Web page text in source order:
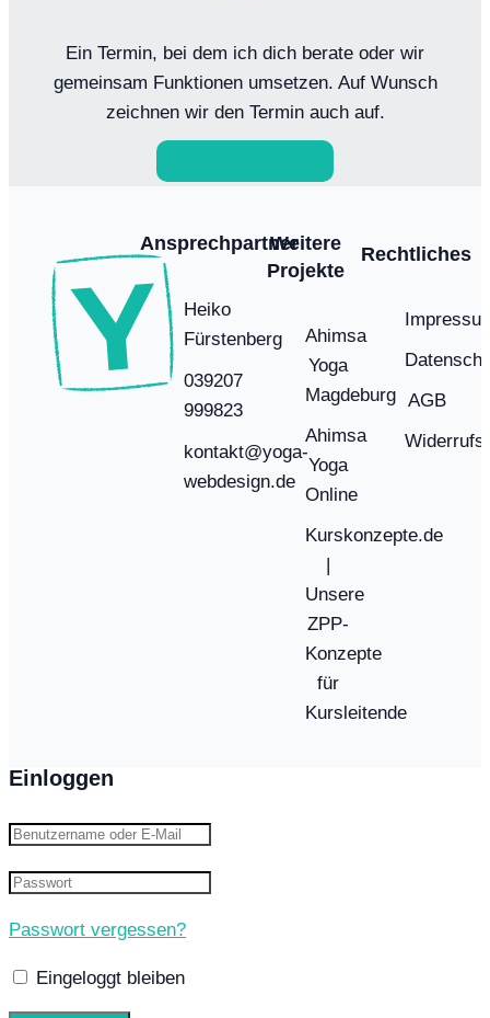
Ein Termin, bei dem ich dich berate oder wir
gemeinsam Funktionen umsetzen. Auf Wunsch
zeichnen wir den Termin auch auf.
Ansprechpartner
Heiko
Fürstenberg
039207
999823
kontakt@yoga-
webdesign.de
Weitere
Projekte
Ahimsa
Yoga
Magdeburg
Ahimsa
Yoga
Online
Kurskonzepte.de
|
Unsere
ZPP-
Konzepte
für
Kursleitende
Rechtliches
AGB
Einloggen
Passwort vergessen?
Eingeloggt bleiben